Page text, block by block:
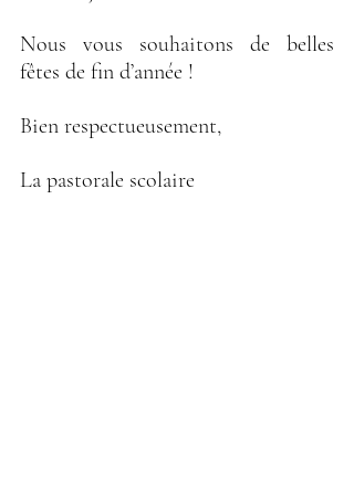
Nous vous souhaitons de belles
fêtes de fin d’année !
Bien respectueusement,
La pastorale scolaire